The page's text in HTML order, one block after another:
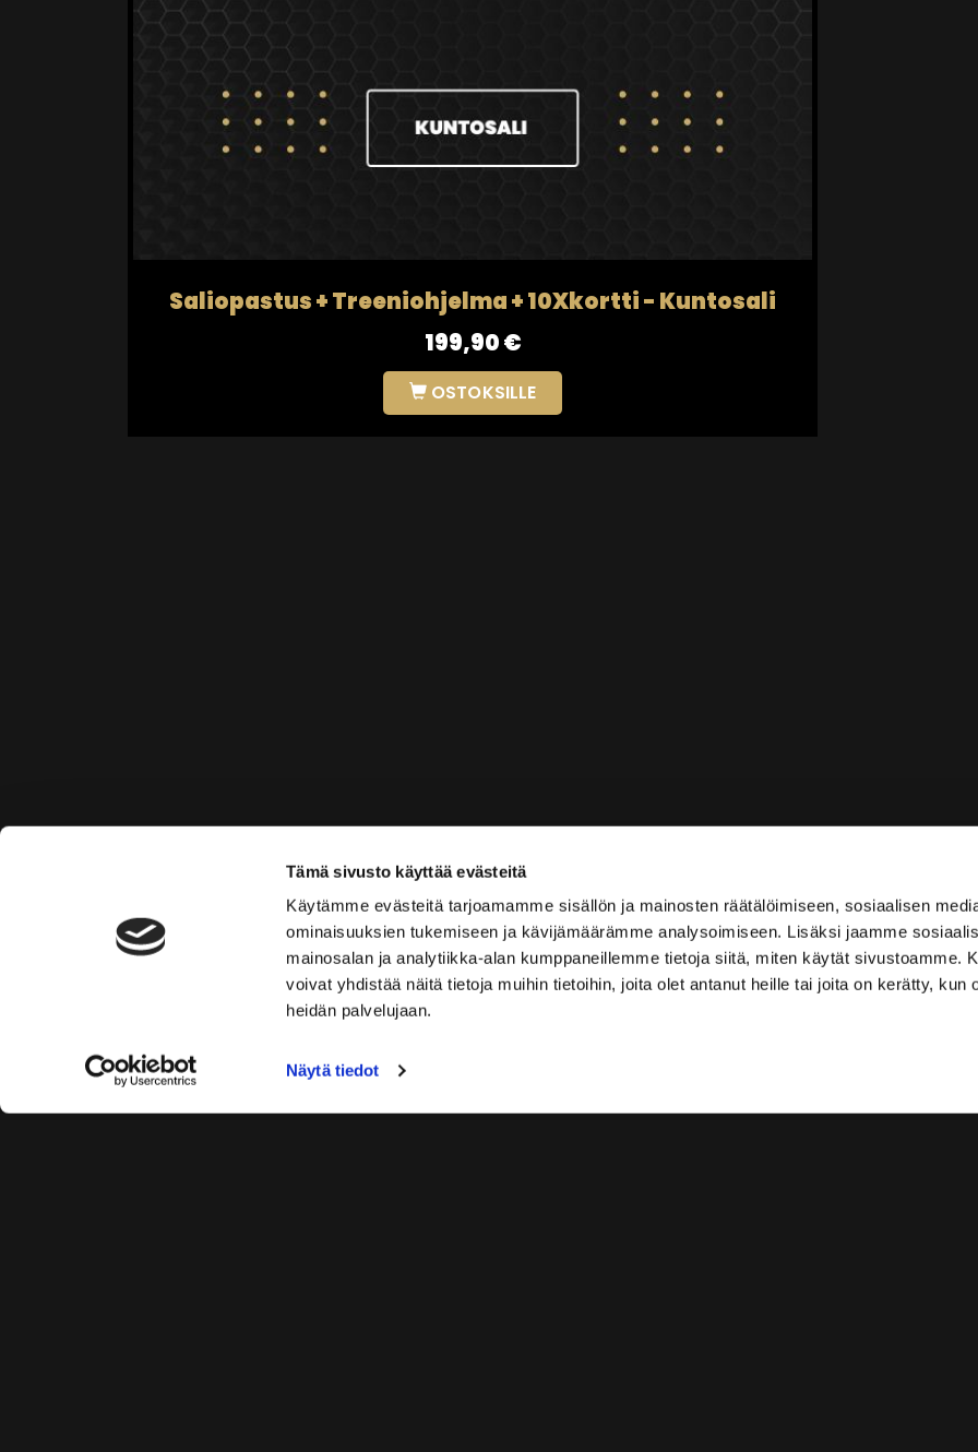
Tämä sivusto käyttää evästeitä
Käytämme evästeitä tarjoamamme sisällön ja mainosten räätälöimiseen, sosiaalisen
ominaisuuksien tukemiseen ja kävijämäärämme analysoimiseen. Lisäksi jaamme
mainosalan ja analytiikka-alan kumppaneillemme tietoja siitä, miten käytät sivustoamme.
voivat yhdistää näitä tietoja muihin tietoihin, joita olet antanut heille tai joita on kerätty, kun
heidän palvelujaan.
Näytä tiedot
Saliopastus + Treeniohjelma + 10Xkortti - Kuntosali
199,90 €
OSTOKSILLE